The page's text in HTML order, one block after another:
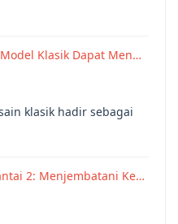
Klasik Dapat Men…
klasik hadir sebagai
2: Menjembatani Ke…